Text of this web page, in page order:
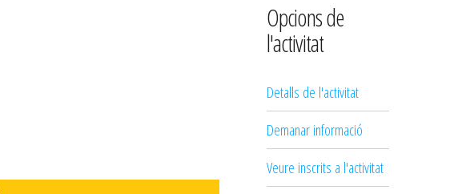
Opcions de
l'activitat
Detalls de l'activitat
Demanar informació
Veure inscrits a l'activitat